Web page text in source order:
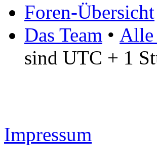
Foren-Übersicht
Das Team • Alle
sind UTC + 1
Impressum